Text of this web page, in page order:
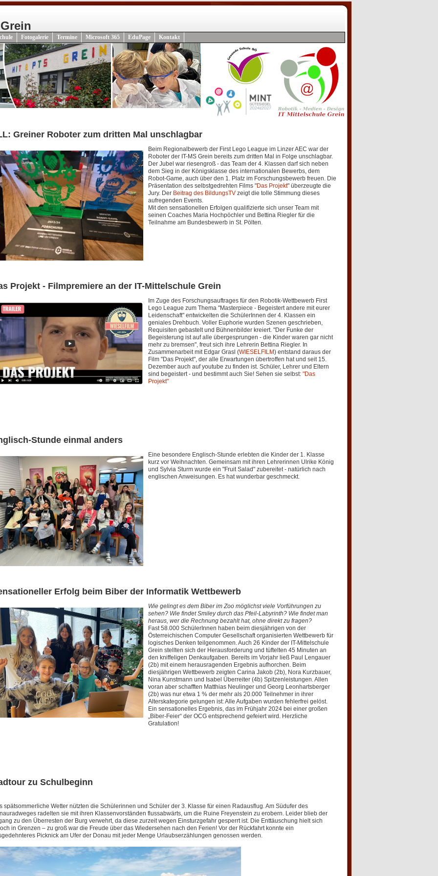
Fotogalerie Termine Microsoft 365 EduPage Kontakt
Greiner Roboter zum dritten Mal unschlagbar
Beim Regionalbewerb der First Lego League im Linzer AEC war der
Roboter der IT-MS Grein bereits zum dritten Mal in Folge unschlagbar.
Der Jubel war riesengroß - das Team der 4. Klassen darf sich neben
dem Sieg in der Königsklasse des internationalen Bewerbs, dem
Robot-Game, auch über den 1. Platz im Forschungsbewerb freuen. Die
Präsentation des selbstgedrehten Films "Das Projekt" überzeugte die
Jury. Der Beitrag des BildungsTVzeigt die tolle Stimmung dieses
aufregenden Events.
Mit den sensationellen Erfolgen qualifizierte sich unser Team mit
seinen Coaches Maria Hochpöchler und Bettina Riegler für die
Teilnahme am Bundesbewerb in St. Pölten.
Projekt - Filmpremiere an der IT-Mittelschule Grein
Im Zuge des Forschungsauftrages für den Robotik-Wettbewerb First
Lego League zum Thema "Masterpiece - Begeistert andere mit eurer
Leidenschaft" entwickelten die SchülerInnen der 4. Klassen ein
geniales Drehbuch. Voller Euphorie wurden Szenen geschrieben,
Requisiten gebastelt und Bühnenbilder kreiert. "Der Funke der
Begeisterung ist auf alle übergesprungen - die Kinder waren gar nicht
mehr zu bremsen", freut sich ihre Lehrerin Bettina Riegler. In
Zusammenarbeit mit Edgar Grasl (WIESELFILM) entstand daraus der
Film "Das Projekt", der alle Erwartungen übertroffen hat und seit 15.
Dezember auch auf youtube zu finden ist. Schüler, Lehrer und Eltern
sind begeistert - und bestimmt auch Sie! Sehen sie selbst: "Das
Projekt"
Stunde einmal anders
Eine besondere Englisch-Stunde erlebten die Kinder der 1. Klasse
kurz vor Weihnachten. Gemeinsam mit ihren Lehrerinnen Ulrike König
und Sylvia Sturm wurde ein "Fruit Salad" zubereitet - natürlich nach
englischen Anweisungen. Es hat wunderbar geschmeckt.
Erfolg beim Biber der Informatik Wettbewerb
Wie gelingt es dem Biber im Zoo möglichst viele Vorführungen zu
sehen? Wie findet Smiley durch das Pfeil-Labyrinth? Wie findet man
heraus, wer die Rechnung bezahlt hat, ohne direkt zu fragen?
Fast 58.000 SchülerInnen haben beim diesjährigen von der
Österreichischen Computer Gesellschaft organisierten Wettbewerb für
logisches Denken teilgenommen. Auch 26 Kinder der IT-Mittelschule
Grein stellten sich der Herausforderung und tüftelten 45 Minuten an
den kniffeligen Denkaufgaben. Bereits im Vorjahr ließ Paul Lengauer
(2b) mit einem herausragenden Ergebnis aufhorchen. Beim
diesjährigen Wettbewerb zeigten Carina Jakob (2b), Nora Kurzbauer,
Nina Kunstmann und Isabel Überreiter (4b) Spitzenleistungen. Allen
voran aber schafften Matthias Neulinger und Georg Leonhartsberger
(2b) was nur etwa 1 % der mehr als 20.000 Teilnehmer in ihrer
Alterskategorie gelungen ist: Alle Aufgaben wurden fehlerfrei gelöst.
Ein sensationelles Ergebnis, das im Frühjahr 2024 bei einer großen
„Biber-Feier“ der OCG entsprechend gefeiert wird. Herzliche
Gratulation!
zu Schulbeginn
spätsommerliche Wetter nützten die Schülerinnen und Schüler der 3. Klasse für einen Radausflug. Am Südufer des
radelten sie mit ihren Klassenvorständen flussabwärts, um die Ruine Freyenstein zu erobern. Leider blieb der
zu den Überresten der Burg verwehrt, da diese zurzeit wegen Einsturzgefahr gesperrt ist. Die Enttäuschung hielt sich
in Grenzen – zu groß war die Freude über das Wiedersehen nach den Ferien! Vor der Rückfahrt konnte ein
Picknick am Ufer der Donau mit jeder Menge Urlaubserzählungen genossen werden.